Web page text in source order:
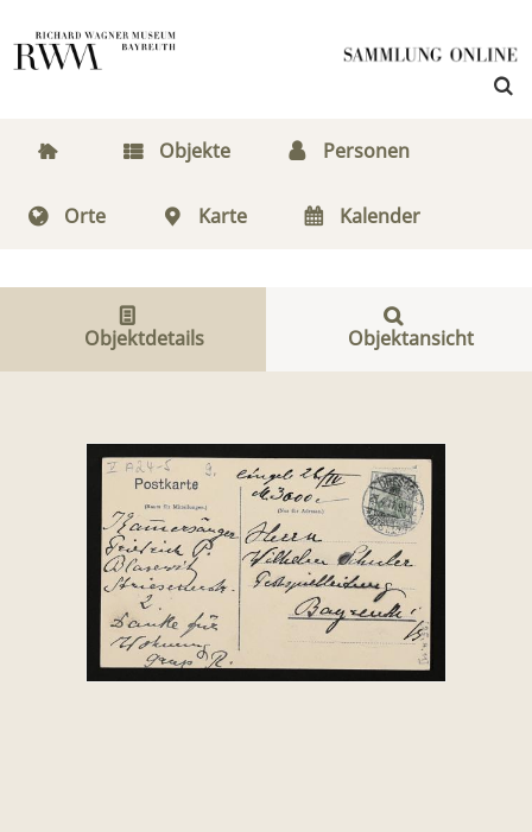
Objekte Personen
Orte Karte Kalender
Objektdetails Objektansicht